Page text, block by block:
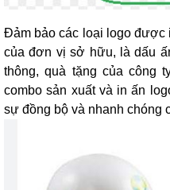
Đảm bảo các loại logo được
của đơn vị sở hữu, là dấu
thông, quà tặng của công
combo sản xuất và in ấn
sự đồng bộ và nhanh chóng